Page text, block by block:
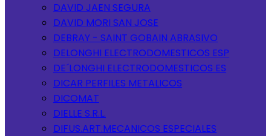
DAVID JAEN SEGURA
DAVID MORI SAN JOSE
DEBRAY - SAINT GOBAIN ABRASIVO
DELONGHI ELECTRODOMESTICOS ESP
DE´LONGHI ELECTRODOMESTICOS ES
DICAR PERFILES METALICOS
DICOMAT
DIELLE S.R.L.
DIFUS.ART.MECANICOS ESPECIALES